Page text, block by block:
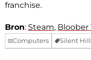
franchise.
Bron: Steam, Bloober
Computers Silent Hill
Facebook